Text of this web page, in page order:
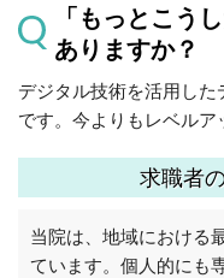
「もっとこう
ありますか？
デジタル技術を活用し
です。今よりもレベルア
求職者
当院は、地域における
ています。個人的にも